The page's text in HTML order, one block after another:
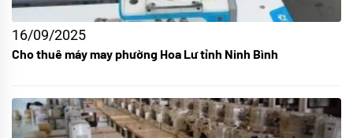
16/09/2025
Cho thuê máy may phường Hoa Lư tỉnh Ninh Bình